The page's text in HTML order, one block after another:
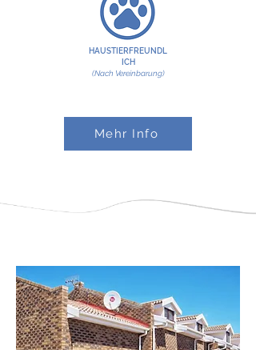
HAUSTIERFREUNDL
ICH
(Nach Vereinbarung)
Mehr Info